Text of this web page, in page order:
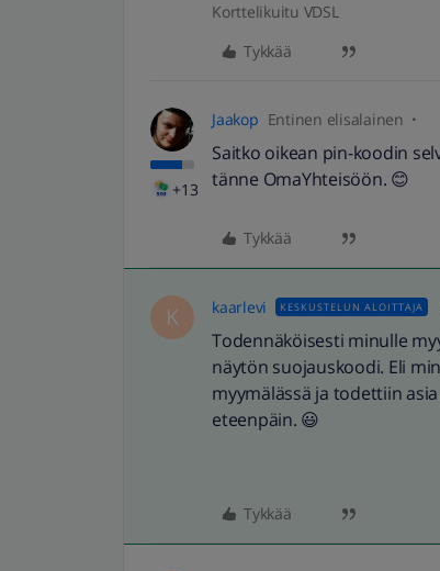
Korttelikuitu VDSL
Tykkää
+13
Jaakop Entinen elisalainen
Saitko oikean pin-koodin
tänne OmaYhteisöön. 😊
Tykkää
K kaarlevi KESKUSTELUN ALOITTAJA
Todennäköisesti minulle
näytön suojauskoodi. Eli
myymälässä ja todettiin
eteenpäin. 😃
Tykkää